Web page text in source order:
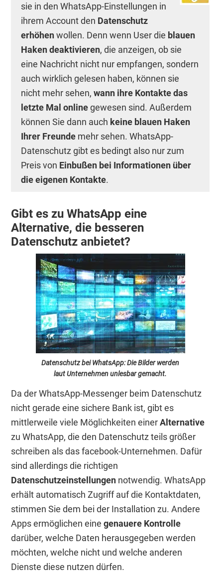
sie in den WhatsApp-Einstellungen in
ihrem Account den Datenschutz
erhöhenwollen. Denn wenn User die blauen
Haken deaktivieren, die anzeigen, ob sie
eine Nachricht nicht nur empfangen, sondern
auch wirklich gelesen haben, können sie
nicht mehr sehen,wann ihre Kontakte das
letzte Mal onlinegewesen sind. Außerdem
können Sie dann auch keine blauen Haken
Ihrer Freunde mehr sehen. WhatsApp-
Datenschutz gibt es bedingt also nur zum
Preis von Einbußen bei Informationen über
die eigenen Kontakte.
Gibt es zu WhatsApp eine
Alternative, die besseren
Datenschutz anbietet?
Datenschutz bei WhatsApp: Die Bilder werden
laut Unternehmen unlesbar gemacht.
Da der WhatsApp-Messenger beim Datenschutz
nicht gerade eine sichere Bank ist, gibt es
mittlerweile viele Möglichkeiten einerAlternative
zu WhatsApp, die den Datenschutz teils größer
schreiben als das facebook-Unternehmen. Dafür
sind allerdings die richtigen
Datenschutzeinstellungen notwendig. WhatsApp
erhält automatisch Zugriff auf die Kontaktdaten,
stimmen Sie dem bei der Installation zu. Andere
Apps ermöglichen einegenauere Kontrolle
darüber, welche Daten herausgegeben werden
möchten, welche nicht und welche anderen
Dienste diese nutzen dürfen.